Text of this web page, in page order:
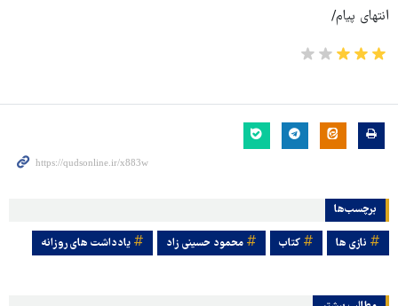
انتهای پیام/
برچسب‌ها
نازی ها کتاب محمود حسینی زاد یادداشت های روزانه